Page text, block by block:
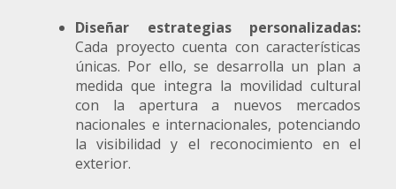
Diseñar estrategias personalizadas:
Cada proyecto cuenta con características
únicas. Por ello, se desarrolla un plan a
medida que integra la movilidad cultural
con la apertura a nuevos mercados
nacionales e internacionales, potenciando
la visibilidad y el reconocimiento en el
exterior.